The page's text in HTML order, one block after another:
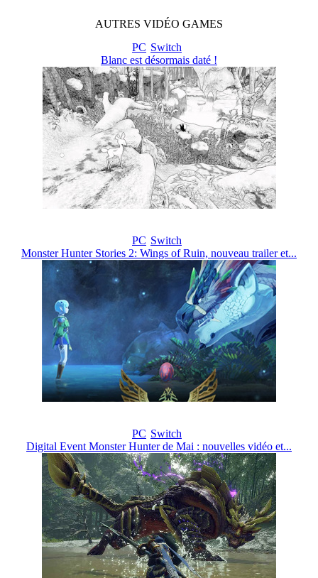
AUTRES VIDÉO GAMES
PC Switch
Blanc est désormais daté !
PC Switch
Monster Hunter Stories 2: Wings of Ruin, nouveau trailer et...
PC Switch
Digital Event Monster Hunter de Mai : nouvelles vidéo et...